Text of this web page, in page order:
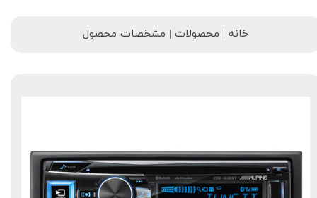
خانه | محصولات | مشخصات محصول